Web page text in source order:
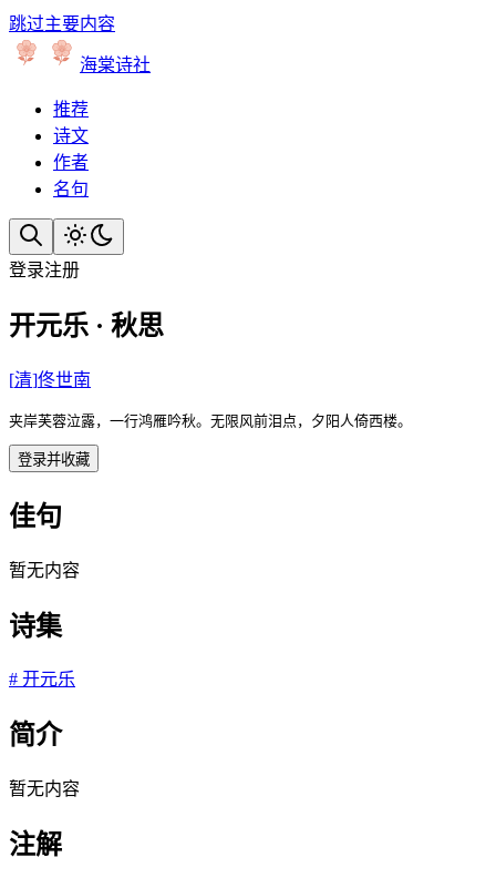
跳过主要内容
海棠诗社
推荐
诗文
作者
名句
登录注册
开元乐 · 秋思
[清]佟世南
夹岸芙蓉泣露，一行鸿雁吟秋。无限风前泪点，夕阳人倚西楼。
登录并收藏
佳句
暂无内容
诗集
# 开元乐
简介
暂无内容
注解